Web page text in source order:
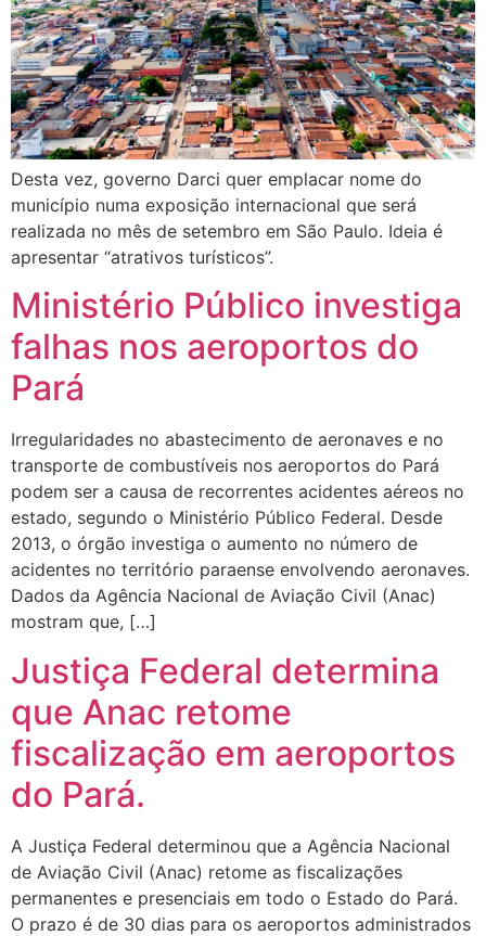
Desta vez, governo Darci quer emplacar nome do
município numa exposição internacional que será
realizada no mês de setembro em São Paulo. Ideia é
apresentar “atrativos turísticos”.
Ministério Público investiga
falhas nos aeroportos do
Pará
Irregularidades no abastecimento de aeronaves e no
transporte de combustíveis nos aeroportos do Pará
podem ser a causa de recorrentes acidentes aéreos no
estado, segundo o Ministério Público Federal. Desde
2013, o órgão investiga o aumento no número de
acidentes no território paraense envolvendo aeronaves.
Dados da Agência Nacional de Aviação Civil (Anac)
mostram que, […]
Justiça Federal determina
que Anac retome
fiscalização em aeroportos
do Pará.
A Justiça Federal determinou que a Agência Nacional
de Aviação Civil (Anac) retome as fiscalizações
permanentes e presenciais em todo o Estado do Pará.
O prazo é de 30 dias para os aeroportos administrados